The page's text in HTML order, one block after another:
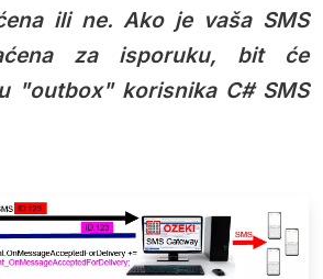
ili ne. Ako je vaša SMS
za isporuku, bit će
"outbox" korisnika C# SMS